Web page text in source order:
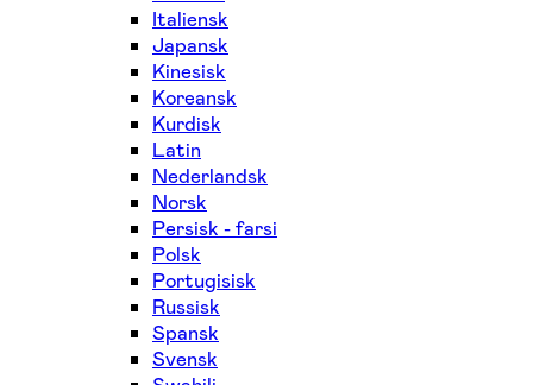
Italiensk
Japansk
Kinesisk
Koreansk
Kurdisk
Latin
Nederlandsk
Norsk
Persisk - farsi
Polsk
Portugisisk
Russisk
Spansk
Svensk